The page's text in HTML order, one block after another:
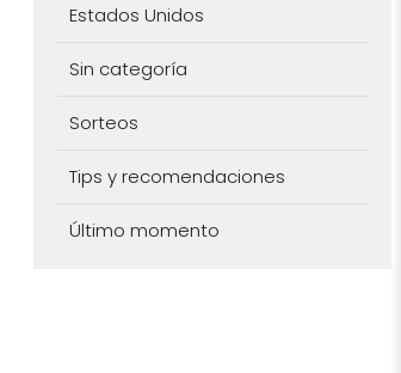
Estados Unidos
Sin categoría
Sorteos
Tips y recomendaciones
Último momento